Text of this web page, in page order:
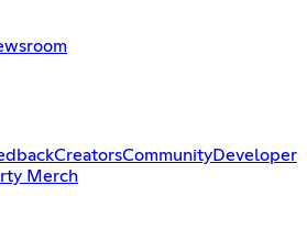
CreatorsCommunityDeveloper
Merch